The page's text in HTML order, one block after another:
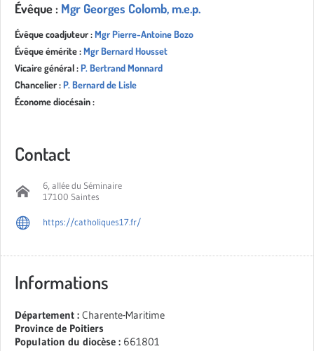
Évêque : Mgr Georges Colomb, m.e.p.
Évêque coadjuteur :Mgr Pierre-Antoine Bozo
Évêque émérite :Mgr Bernard Housset
Vicaire général :P. Bertrand Monnard
Chancelier :P. Bernard de Lisle
Économe diocésain :
Contact
6, allée du Séminaire
17100 Saintes
https://catholiques17.fr/
Informations
Département : Charente-Maritime
Province de Poitiers
Population du diocèse : 661801